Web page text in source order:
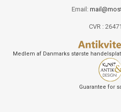
Email:
CVR :
Medlem af Danmarks største
Guarantee for